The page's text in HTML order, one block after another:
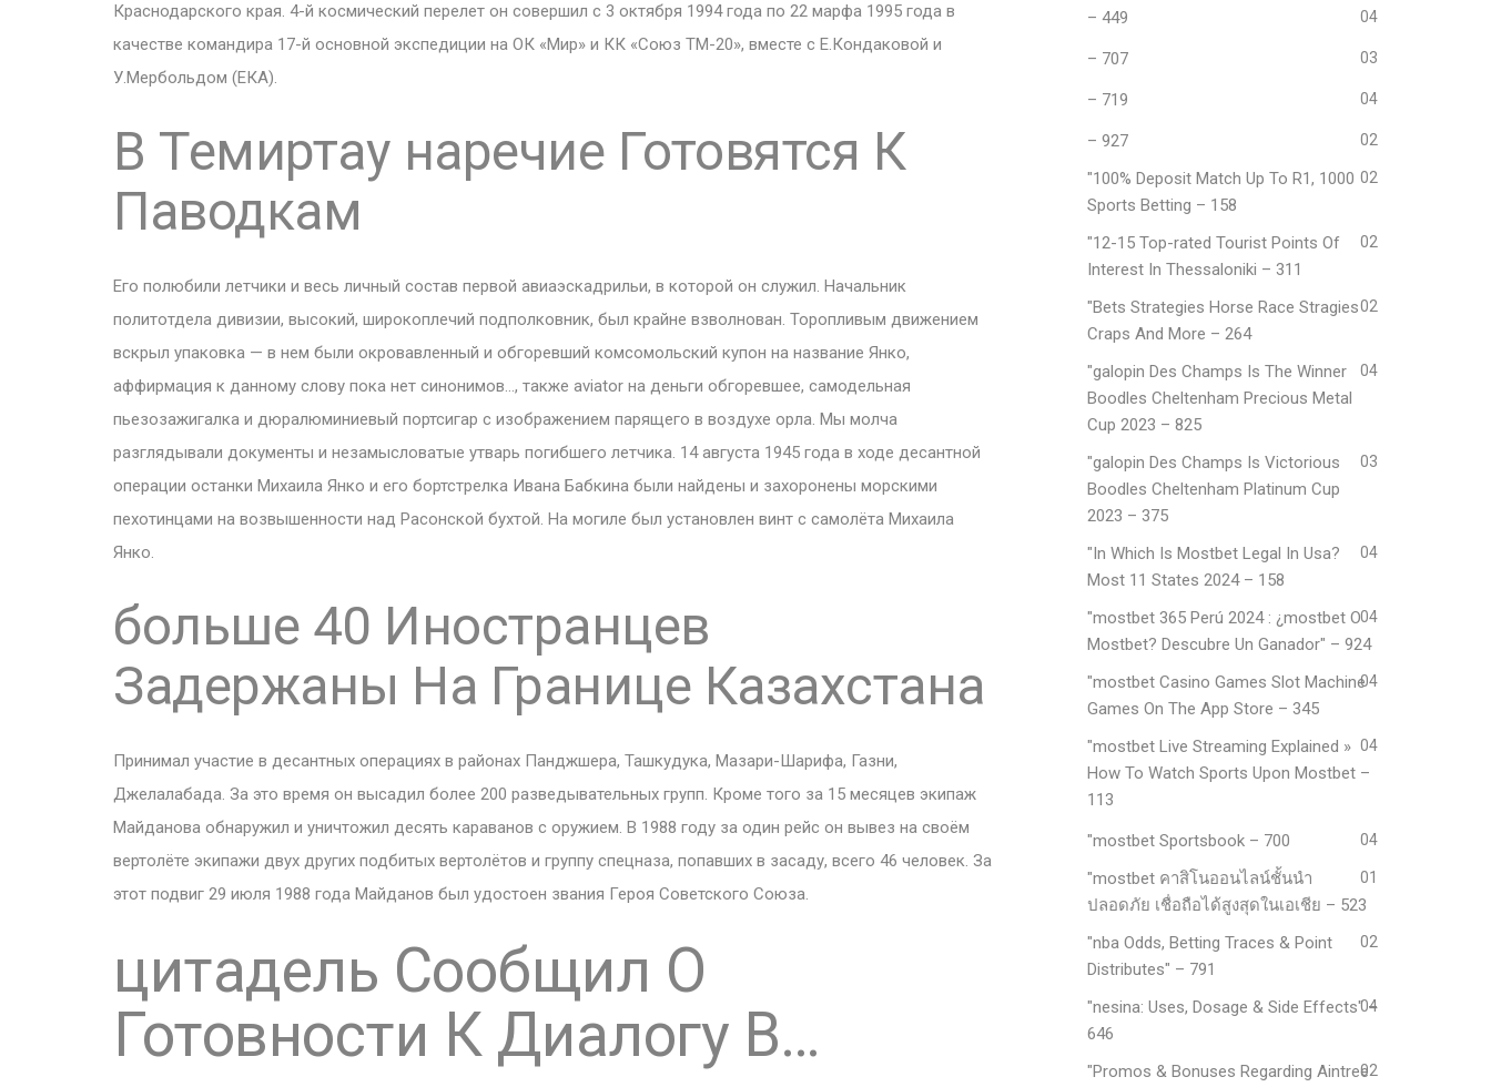
Краснодарского края. 4-й космический перелет он совершил с 3 октября 1994 года по 22 марфа 1995 года в
качестве командира 17-й основной экспедиции на ОК «Мир» и КК «Союз ТМ-20», вместе с Е.Кондаковой и
У.Мербольдом (ЕКА).
В Темиртау наречие Готовятся К
Паводкам
Его полюбили летчики и весь личный состав первой авиаэскадрильи, в которой он служил. Начальник
политотдела дивизии, высокий, широкоплечий подполковник, был крайне взволнован. Торопливым движением
вскрыл упаковка — в нем были окровавленный и обгоревший комсомольский купон на название Янко,
аффирмация к данному слову пока нет синонимов…, также aviator на деньги обгоревшее, самодельная
пьезозажигалка и дюралюминиевый портсигар с изображением парящего в воздухе орла. Мы молча
разглядывали документы и незамысловатые утварь погибшего летчика. 14 августа 1945 года в ходе десантной
операции останки Михаила Янко и его бортстрелка Ивана Бабкина были найдены и захоронены морскими
пехотинцами на возвышенности над Расонской бухтой. На могиле был установлен винт с самолёта Михаила
Янко.
больше 40 Иностранцев
Задержаны На Границе Казахстана
Принимал участие в десантных операциях в районах Панджшера, Ташкудука, Мазари-Шарифа, Газни,
Джелалабада. За это время он высадил более 200 разведывательных групп. Кроме того за 15 месяцев экипаж
Майданова обнаружил и уничтожил десять караванов с оружием. В 1988 году за один рейс он вывез на своём
вертолёте экипажи двух других подбитых вертолётов и группу спецназа, попавших в засаду, всего 46 человек. За
этот подвиг 29 июля 1988 года Майданов был удостоен звания Героя Советского Союза.
цитадель Сообщил О
Готовности К Диалогу В…
– 449 04
– 707 03
– 719 04
– 927 02
"100% Deposit Match Up To R1, 1000
Sports Betting – 158
02
"12-15 Top-rated Tourist Points Of
Interest In Thessaloniki – 311
02
"Bets Strategies Horse Race Stragies
Craps And More – 264
02
"galopin Des Champs Is The Winner
Boodles Cheltenham Precious Metal
Cup 2023 – 825
04
"galopin Des Champs Is Victorious
Boodles Cheltenham Platinum Cup
2023 – 375
03
"In Which Is Mostbet Legal In Usa?
Most 11 States 2024 – 158
04
"mostbet 365 Perú 2024 ️: ¿mostbet O
Mostbet? Descubre Un Ganador" – 924
04
"‎mostbet Casino Games Slot Machine
Games On The App Store – 345
04
"mostbet Live Streaming Explained »
How To Watch Sports Upon Mostbet –
113
04
"mostbet Sportsbook – 700 04
"mostbet คาสิโนออนไลน์ชั้นนำ
ปลอดภัย เชื่อถือได้สูงสุดในเอเชีย – 523
01
"nba Odds, Betting Traces & Point
Distributes" – 791
02
"nesina: Uses, Dosage & Side Effects" –
646
04
"Promos & Bonuses Regarding Aintree02